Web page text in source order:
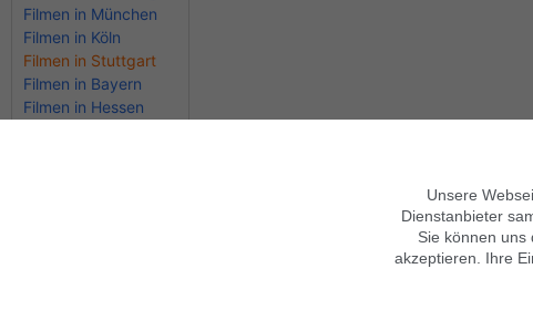
Filmen in München
Filmen in Köln
Filmen in Stuttgart
Filmen in Bayern
Filmen in Hessen
Hinweise zur Nutzung
Mobile Version verwenden
Sicherheitshinweise
Unsere
Dienstanbieter
Sie können uns
akzeptieren. Ihre